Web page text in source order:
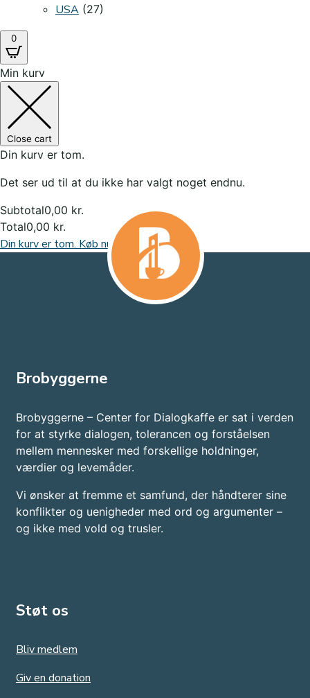
USA (27)
0
Min kurv
Close cart
Din kurv er tom.
Det ser ud til at du ikke har valgt noget endnu.
Subtotal0,00 kr.
Total0,00 kr.
Din kurv er tom. Køb nu
Brobyggerne
Brobyggerne – Center for Dialogkaffe er sat i verden
for at styrke dialogen, tolerancen og forståelsen
mellem mennesker med forskellige holdninger,
værdier og levemåder.
Vi ønsker at fremme et samfund, der håndterer sine
konflikter og uenigheder med ord og argumenter –
og ikke med vold og trusler.​
Støt os
Bliv medlem
Giv en donation